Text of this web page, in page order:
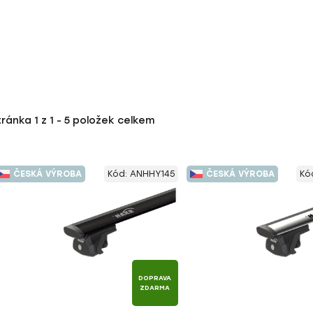
1 z 1 - 5 položek celkem
ČESKÁ VÝROBA
DOPRAVA
ZDARMA
Kód: ANHHY145 ČESKÁ VÝROBA